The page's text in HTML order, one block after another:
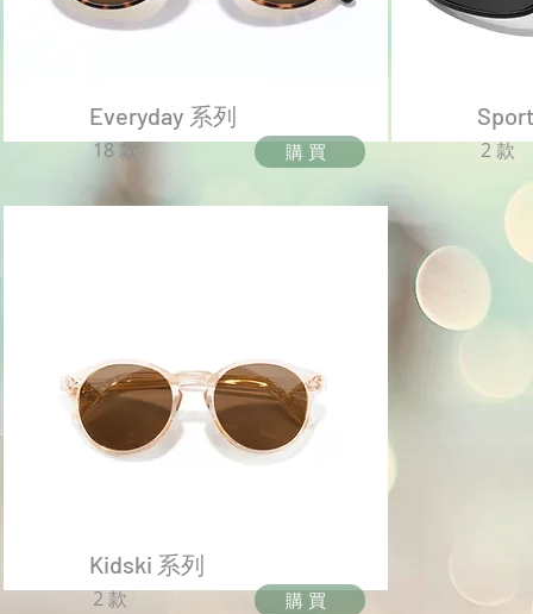
Everyday 系列
18 款 購買
Kidski 系列
2 款 購買
2 款